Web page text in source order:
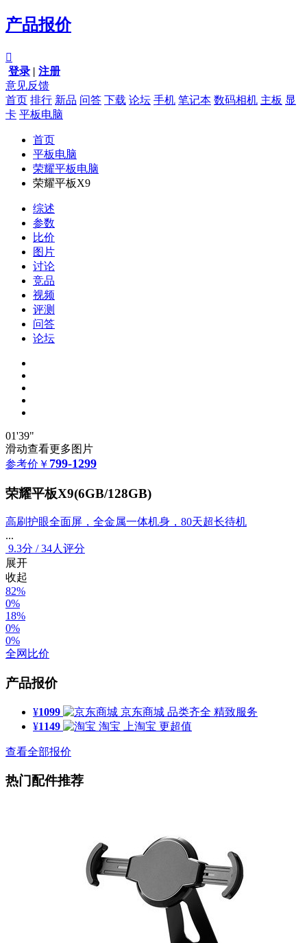
产品报价

登录 | 注册
意见反馈
首页 排行 新品 问答 下载 论坛 手机 笔记本 数码相机 主板 显
卡 平板电脑
首页
平板电脑
荣耀平板电脑
荣耀平板X9
综述
参数
比价
图片
讨论
竞品
视频
评测
问答
论坛
01'39"
滑动查看更多图片
参考价 ￥ 799-1299
荣耀平板X9(6GB/128GB)
高刷护眼全面屏，全金属一体机身，80天超长待机
...
9.3分 /34人评分
展开
收起
82%
0%
18%
0%
0%
全网比价
产品报价
¥1099 京东商城 品类齐全 精致服务
¥1149 淘宝 上淘宝 更超值
查看全部报价
热门配件推荐